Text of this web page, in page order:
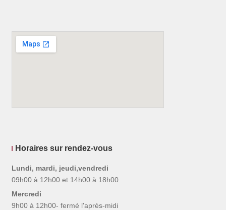
Horaires sur rendez-vous
Lundi, mardi, jeudi,vendredi
09h00 à 12h00 et 14h00 à 18h00
Mercredi
9h00 à 12h00- fermé l'après-midi